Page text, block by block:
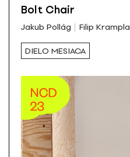
Bolt Chair
Jakub Pollág Filip Krampla
DIELO MESIACA